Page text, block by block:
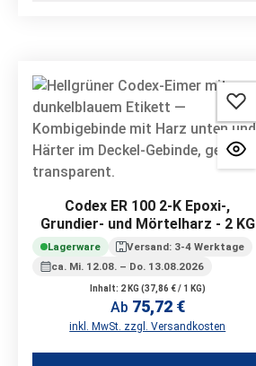
Codex ER 100 2-K Epoxi-,
Grundier- und Mörtelharz - 2 KG
Lagerware
Versand: 3-4 Werktage
ca. Mi. 12.08. – Do. 13.08.2026
Inhalt: 2 KG (37,86 € / 1 KG)
Regulärer Preis:
Ab 75,72 €
inkl. MwSt. zzgl. Versandkosten